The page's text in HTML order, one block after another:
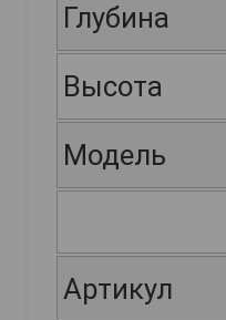
Глубина
Высота
Модель
Артикул